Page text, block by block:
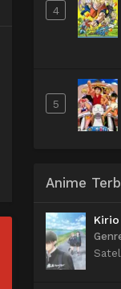
4
5
Anime